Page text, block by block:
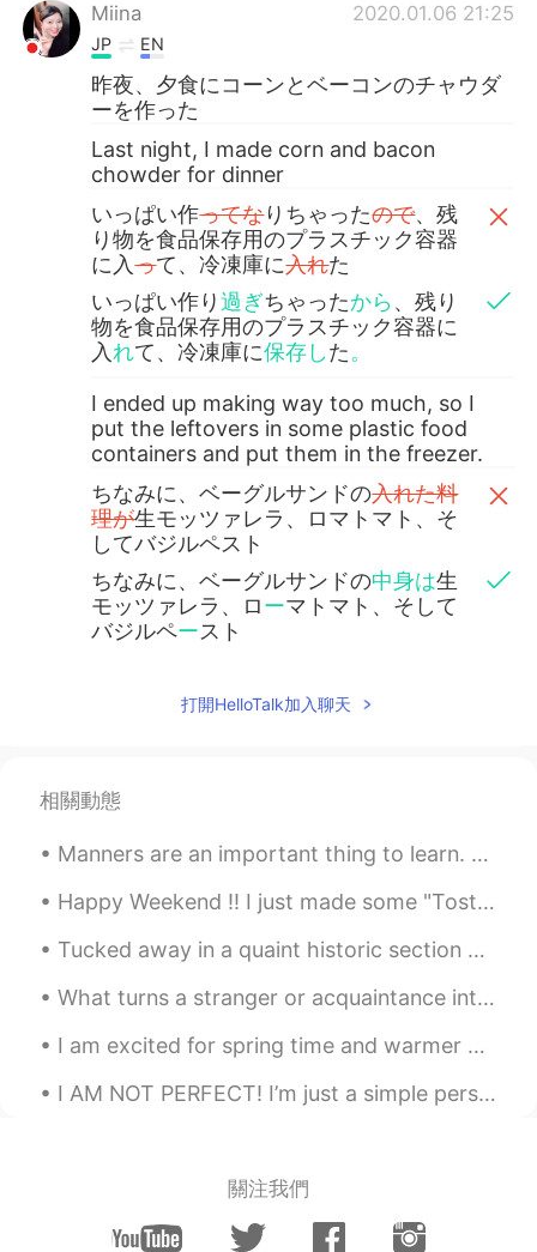
Miina 2020.01.06 21:25
JP EN
昨夜、夕食にコーンとベーコンのチャウダ
ーを作った
Last night, I made corn and bacon
chowder for dinner
いっぱい作ってなりちゃったので、残
り物を食品保存用のプラスチック容器
に入って、冷凍庫に入れた
いっぱい作り過ぎちゃったから 、残り
物を食品保存用のプラスチック容器に
入 れて、冷凍庫に保存した。
I ended up making way too much, so I
put the leftovers in some plastic food
containers and put them in the freezer.
ちなみに、ベーグルサンドの入れた料
理が生モッツァレラ、ロマトマト、そ
してバジルペスト
ちなみに、ベーグルサンドの中身は生
モッツァレラ、ローマトマト、そして
バジルペースト
fresh mozzarella, roma tomato, and
gtj2017
@nana p 訂正をありがとう😊
nana p 2020.01.06 21:14
JP EN
ちなみに、ベーグルサンドの入れた
料
理が生モッツァレラ、ロマトマト、そ
してバジルペスト
は生モッツァレラ、ロマトマト、そし
打開HelloTalk加入聊天
相關動態
Manners are an important thing to learn. Having good manners means acting in a way that is social...
Happy Weekend !! I just made some "Tostada's" I love Mexican food !! soooooooo good ! ｡◕‿◕｡...
Tucked away in a quaint historic section of Peoria, AZ is Driftwood Coffee. The cafe was surroun...
What turns a stranger or acquaintance into a friend? Do you know right away if you are going to l...
I am excited for spring time and warmer weather. Today I started to plant my seeds to get an earl...
I AM NOT PERFECT! I’m just a simple person with a simple life! So, if I ever do make a mistake, ...
關注我們